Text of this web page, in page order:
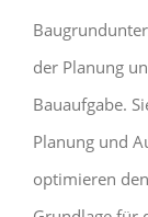
der Planung
Bauaufgabe.
Planung und
optimieren